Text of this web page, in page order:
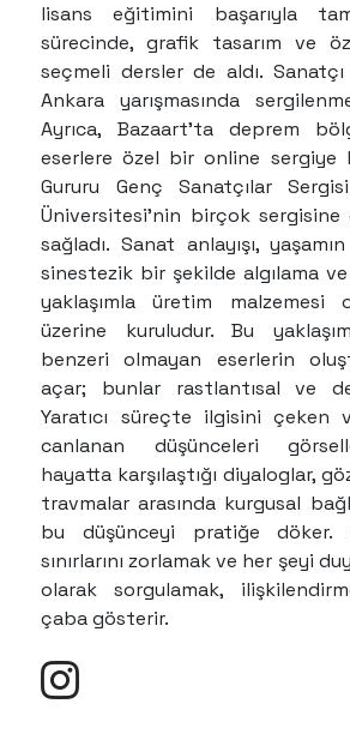
lisans eğitimini başarıyla
sürecinde, grafik tasarım ve
seçmeli dersler de aldı.
Ankara yarışmasında
Ayrıca, Bazaart'ta deprem
eserlere özel bir online sergiye
Gururu Genç Sanatçılar
Üniversitesi'nin birçok sergisine
sağladı. Sanat anlayışı,
sinestezik bir şekilde algılama
yaklaşımla üretim malzemesi
üzerine kuruludur. Bu
benzeri olmayan eserlerin
açar; bunlar rastlantısal ve
Yaratıcı süreçte ilgisini çeken
canlanan düşünceleri
hayatta karşılaştığı diyaloglar,
travmalar arasında kurgusal
bu düşünceyi pratiğe döker.
sınırlarını zorlamak ve her şeyi
olarak sorgulamak,
çaba gösterir.